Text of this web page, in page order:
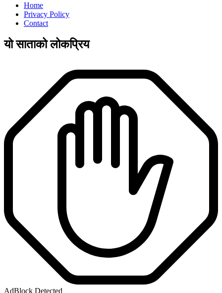
Home
Privacy Policy
Contact
यो साताको लोकप्रिय
AdBlock Detected